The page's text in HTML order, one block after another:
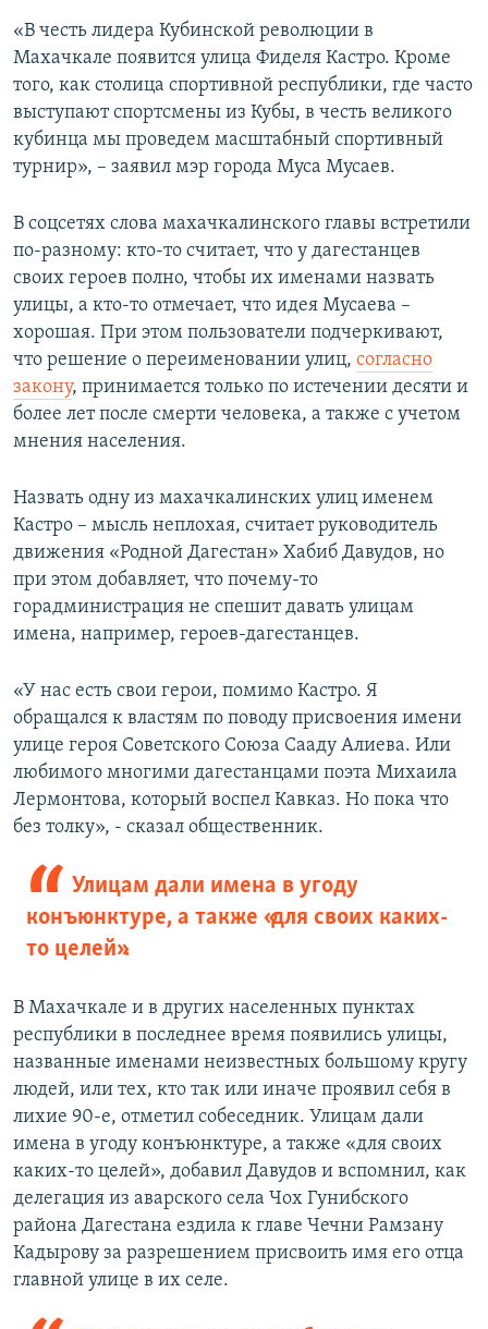
«В честь лидера Кубинской революции в
Махачкале появится улица Фиделя Кастро. Кроме
того, как столица спортивной республики, где часто
выступают спортсмены из Кубы, в честь великого
кубинца мы проведем масштабный спортивный
турнир», – заявил мэр города Муса Мусаев.
В соцсетях слова махачкалинского главы встретили
по-разному: кто-то считает, что у дагестанцев
своих героев полно, чтобы их именами назвать
улицы, а кто-то отмечает, что идея Мусаева –
хорошая. При этом пользователи подчеркивают,
что решение о переименовании улиц, согласно
закону, принимается только по истечении десяти и
более лет после смерти человека, а также с учетом
мнения населения.
Назвать одну из махачкалинских улиц именем
Кастро – мысль неплохая, считает руководитель
движения «Родной Дагестан» Хабиб Давудов, но
при этом добавляет, что почему-то
горадминистрация не спешит давать улицам
имена, например, героев-дагестанцев.
«У нас есть свои герои, помимо Кастро. Я
обращался к властям по поводу присвоения имени
улице героя Советского Союза Сааду Алиева. Или
любимого многими дагестанцами поэта Михаила
Лермонтова, который воспел Кавказ. Но пока что
без толку», - сказал общественник.
Улицам дали имена в угоду
конъюнктуре, а также «для своих каких-
то целей».
В Махачкале и в других населенных пунктах
республики в последнее время появились улицы,
названные именами неизвестных большому кругу
людей, или тех, кто так или иначе проявил себя в
лихие 90-е, отметил собеседник. Улицам дали
имена в угоду конъюнктуре, а также «для своих
каких-то целей», добавил Давудов и вспомнил, как
делегация из аварского села Чох Гунибского
района Дагестана ездила к главе Чечни Рамзану
Кадырову за разрешением присвоить имя его отца
главной улице в их селе.